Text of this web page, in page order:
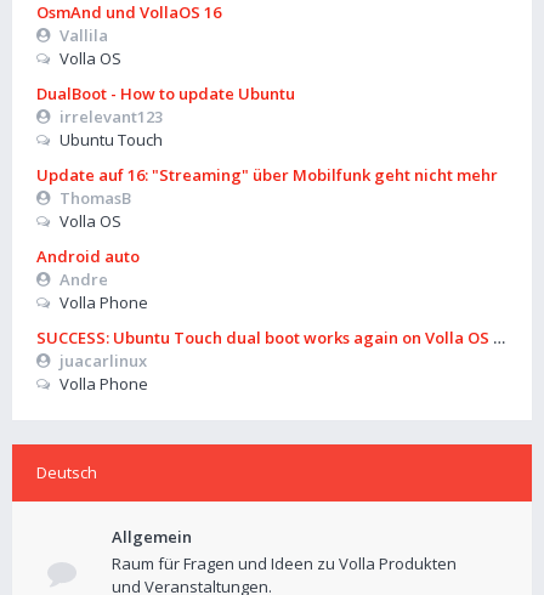
OsmAnd und VollaOS 16
Vallila
Volla OS
DualBoot - How to update Ubuntu
irrelevant123
Ubuntu Touch
Update auf 16: "Streaming" über Mobilfunk geht nicht mehr
ThomasB
Volla OS
Android auto
Andre
Volla Phone
SUCCESS: Ubuntu Touch dual boot works again on Volla OS 16
juacarlinux
Volla Phone
Deutsch
Allgemein
Raum für Fragen und Ideen zu Volla Produkten
und Veranstaltungen.